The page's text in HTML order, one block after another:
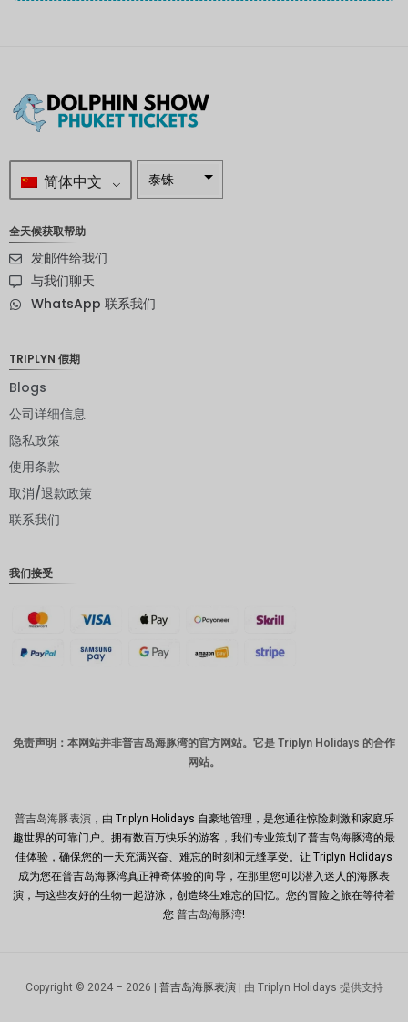
简体中文 泰铢
挪威克朗
新台币
马来西亚
PHP
港币
新加坡元
美元
全天候获取帮助
发邮件给我们
与我们聊天
WhatsApp 联系我们
TRIPLYN 假期
Blogs
公司详细信息
隐私政策
使用条款
取消/退款政策
联系我们
我们接受
免责声明：本网站并非普吉岛海豚湾的官方网站。它是 Triplyn Holidays 的合作
网站。
普吉岛海豚表演，由 Triplyn Holidays 自豪地管理，是您通往惊险刺激和家庭乐
趣世界的可靠门户。拥有数百万快乐的游客，我们专业策划了普吉岛海豚湾的最
佳体验，确保您的一天充满兴奋、难忘的时刻和无缝享受。让 Triplyn Holidays
成为您在普吉岛海豚湾真正神奇体验的向导，在那里您可以潜入迷人的海豚表
演，与这些友好的生物一起游泳，创造终生难忘的回忆。您的冒险之旅在等待着
您 普吉岛海豚湾!
Copyright © 2024 – 2026 | 普吉岛海豚表演| 由 Triplyn Holidays 提供支持